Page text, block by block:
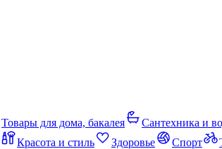
Товары для дома, бакалея Сантехника и
Красота и стиль Здоровье Спорт